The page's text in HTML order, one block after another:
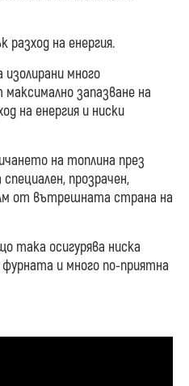
разход на енергия.
много
запазване на
на енергия и ниски
на топлина през
прозрачен,
от вътрешната страна на
така осигурява ниска
и много по-приятна